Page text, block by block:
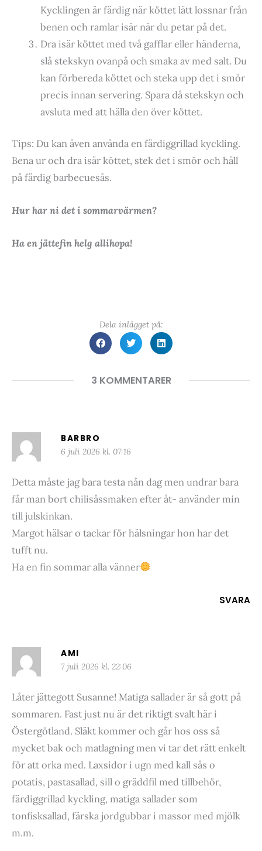
Kycklingen är färdig när köttet lätt lossnar från
benen och ramlar isär när du petar på det.
Dra isär köttet med två gafflar eller händerna,
slå stekskyn ovanpå och smaka av med salt. Du
kan förbereda köttet och steka upp det i smör
precis innan servering. Spara då stekskyn och
avsluta med att hälla den över köttet.
Tips: Du kan även använda en färdiggrillad kyckling.
Bena ur och dra isär köttet, stek det i smör och häll
på färdig barbecuesås.
Hur har ni det i sommarvärmen?
Ha en jättefin helg allihopa!
Dela inlägget på:
3 KOMMENTARER
BARBRO
6 juli 2026 kl. 07:16
Detta måste jag bara testa nån dag men undrar bara
får man bort chilisåssmaken efter åt- använder min
till julskinkan.
Margot hälsar o tackar för hälsningar hon har det
tufft nu.
Ha en fin sommar alla vänner
SVARA
AMI
7 juli 2026 kl. 22:06
Låter jättegott Susanne! Matiga sallader är så gott på
sommaren. Fast just nu är det riktigt svalt här i
Östergötland. Släkt kommer och går hos oss så
mycket bak och matlagning men vi tar det rätt enkelt
för att orka med. Laxsidor i ugn med kall sås o
potatis, pastasallad, sill o gräddfil med tillbehör,
färdiggrillad kyckling, matiga sallader som
tonfisksallad, färska jordgubbar i massor med mjölk
m.m.